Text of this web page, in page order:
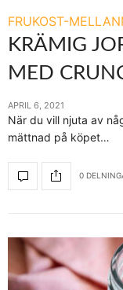
FRUKOST-
KRÄMIG
MED
APRIL 6, 2021
När du vill njuta av
mättnad på köpet…
0